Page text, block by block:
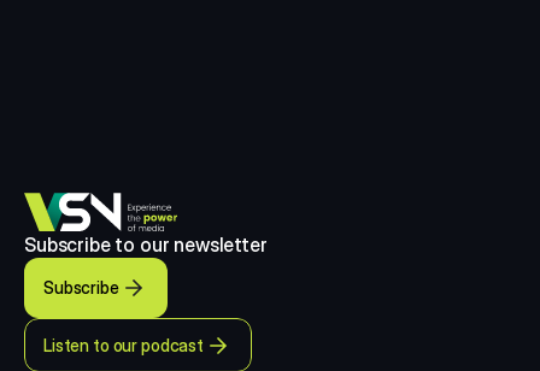
Subscribe to our newsletter
Subscribe
Listen to our podcast